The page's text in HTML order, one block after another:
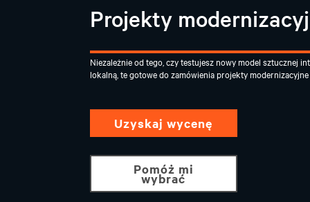
Projekty
Niezależnie od tego, czy testujesz nowy model sztucznej
lokalną, te gotowe do zamówienia projekty
Uzyskaj wycenę
Pomóż mi
wybrać